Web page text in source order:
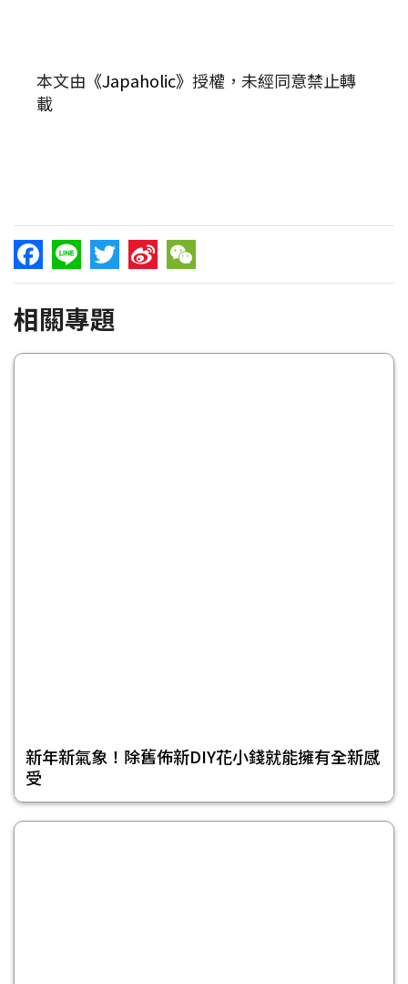
本文由 《Japaholic》 授權，未經同意禁止轉
載
Facebook
Line TwitterSina WeChat
相關專題
新年新氣象！除舊佈新DIY花小錢就能擁有全新感
受